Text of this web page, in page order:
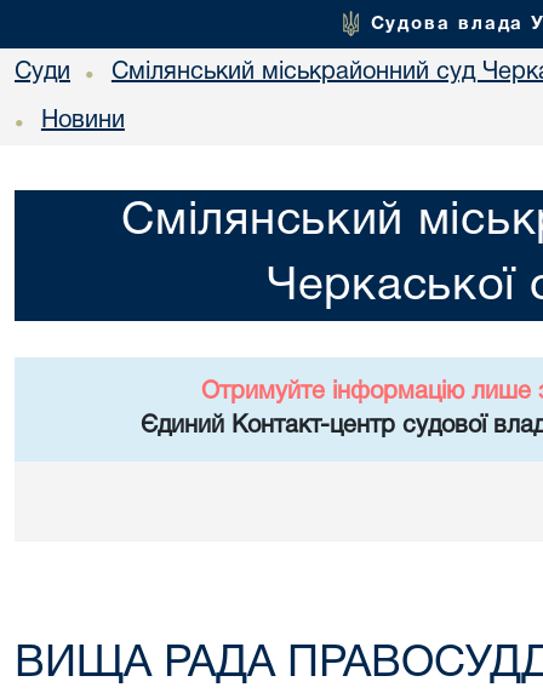
Судова влада
Суди • Смілянський міськрайонний суд
• Новини
Смілянський
Черкаської
Отримуйте інформацію лише
Єдиний Контакт-центр судової
ВИЩА РАДА